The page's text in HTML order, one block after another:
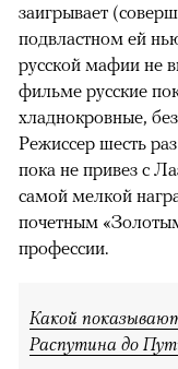
заигрывает
подвластном ей
русской мафии не
фильме русские
хладнокровные,
Режиссер шесть
пока не привез с
самой мелкой
почетным
профессии.
Какой
Распутина до